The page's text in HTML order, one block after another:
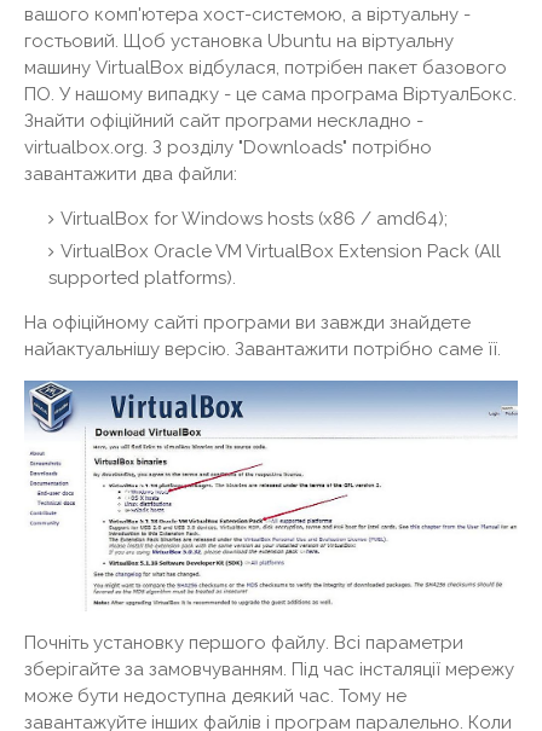
вашого комп'ютера хост-системою, а віртуальну -
гостьовий. Щоб установка Ubuntu на віртуальну
машину VirtualBox відбулася, потрібен пакет базового
ПО. У нашому випадку - це сама програма ВіртуалБокс.
Знайти офіційний сайт програми нескладно -
virtualbox.org. З розділу "Downloads" потрібно
завантажити два файли:
VirtualBox for Windows hosts (x86 / amd64);
VirtualBox Oracle VM VirtualBox Extension Pack (All
supported platforms).
На офіційному сайті програми ви завжди знайдете
найактуальнішу версію. Завантажити потрібно саме її.
Почніть установку першого файлу. Всі параметри
зберігайте за замовчуванням. Під час інсталяції мережу
може бути недоступна деякий час. Тому не
завантажуйте інших файлів і програм паралельно. Коли